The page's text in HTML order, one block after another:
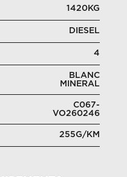
1420KG
DIESEL
4
BLANC
MINERAL
C067-
VO260246
255G/KM